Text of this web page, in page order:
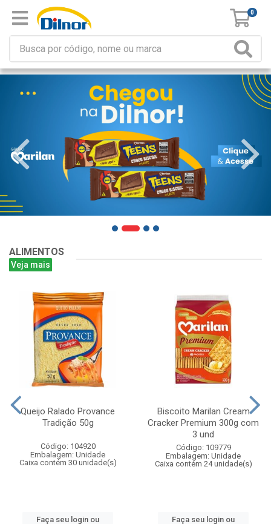
0
ALIMENTOS
Veja mais
Queijo Ralado Provance
Tradição 50g
Código: 104920
Embalagem: Unidade
Caixa contém 30 unidade(s)
Faça seu login ou
Biscoito Marilan Cream
Cracker Premium 300g com
3 und
Código: 109779
Embalagem: Unidade
Caixa contém 24 unidade(s)
Faça seu login ou